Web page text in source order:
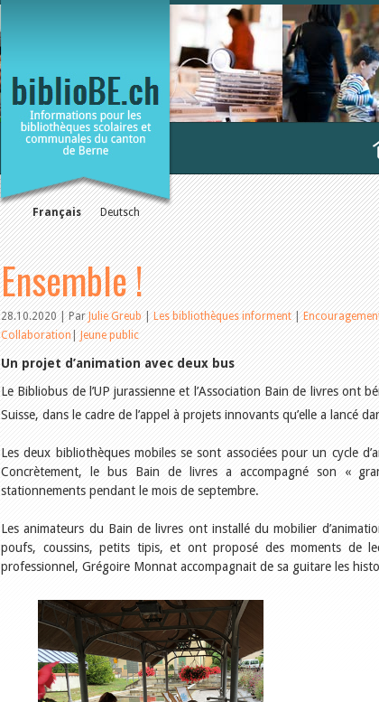
Français Deutsch
Ensemble !
28.10.2020 | ParJulie Greub|Les bibliothèques informent|
Collaboration|Jeune public
Un projet d’animation avec deux bus
Le Bibliobus de l’UP jurassienne et l’Association Bain de livres ont
Suisse, dans le cadre de l’appel à projets innovants qu’elle a lancé
Les deux bibliothèques mobiles se sont associées pour un cycle
Concrètement, le bus Bain de livres a accompagné son «
stationnements pendant le mois de septembre.
Les animateurs du Bain de livres ont installé du mobilier
poufs, coussins, petits tipis, et ont proposé des moments de
professionnel, Grégoire Monnat accompagnait de sa guitare les